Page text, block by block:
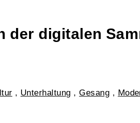
der digitalen
, Unterhaltung ,Gesang ,